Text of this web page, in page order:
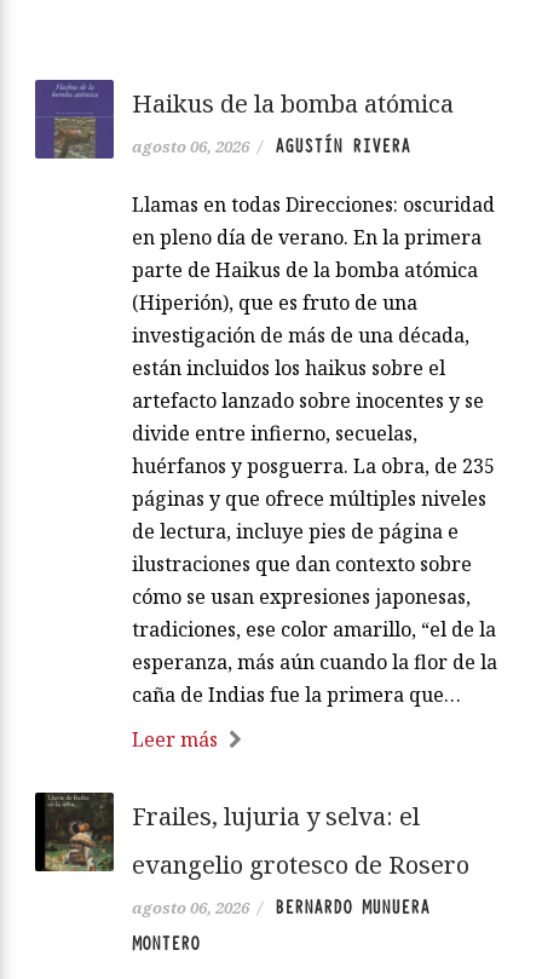
Haikus de la bomba atómica
agosto 06, 2026 / AGUSTÍN RIVERA
Llamas en todas Direcciones: oscuridad
en pleno día de verano. En la primera
parte de Haikus de la bomba atómica
(Hiperión), que es fruto de una
investigación de más de una década,
están incluidos los haikus sobre el
artefacto lanzado sobre inocentes y se
divide entre infierno, secuelas,
huérfanos y posguerra. La obra, de 235
páginas y que ofrece múltiples niveles
de lectura, incluye pies de página e
ilustraciones que dan contexto sobre
cómo se usan expresiones japonesas,
tradiciones, ese color amarillo, “el de la
esperanza, más aún cuando la flor de la
caña de Indias fue la primera que…
Leer más
Frailes, lujuria y selva: el
evangelio grotesco de Rosero
agosto 06, 2026 /
BERNARDO MUNUERA
MONTERO